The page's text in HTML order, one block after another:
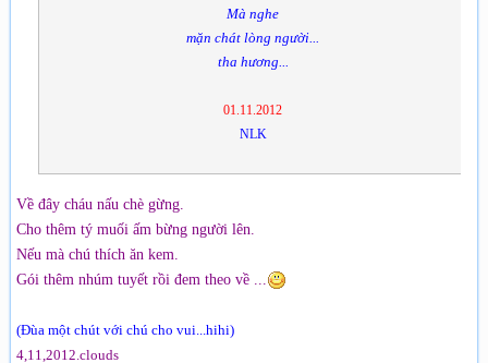
Mà nghe
mặn chát lòng người...
tha hương...
01.11.2012
NLK
Về đây cháu nấu chè gừng.
Cho thêm tý muối ấm bừng người lên.
Nếu mà chú thích ăn kem.
Gói thêm nhúm tuyết rồi đem theo về ...
(Đùa một chút với chú cho vui...hihi)
4,11,2012.clouds